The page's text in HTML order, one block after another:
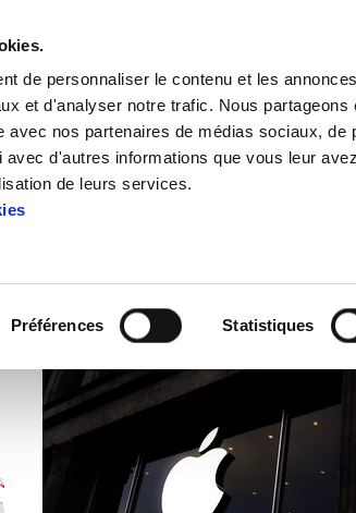
de personnaliser le contenu et les
et d'analyser notre trafic. Nous partageons
avec nos partenaires de médias sociaux, de
d'autres informations que vous leur
de leurs services.
Préférences Statistiques